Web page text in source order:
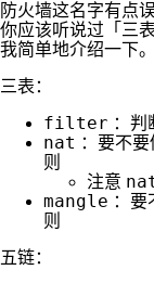
防火墙这名字有点
你应该听说过「三
我简单地介绍一下。
三表：
filter ：判
nat ：要不
则
注意
mangle ：要
则
五链：